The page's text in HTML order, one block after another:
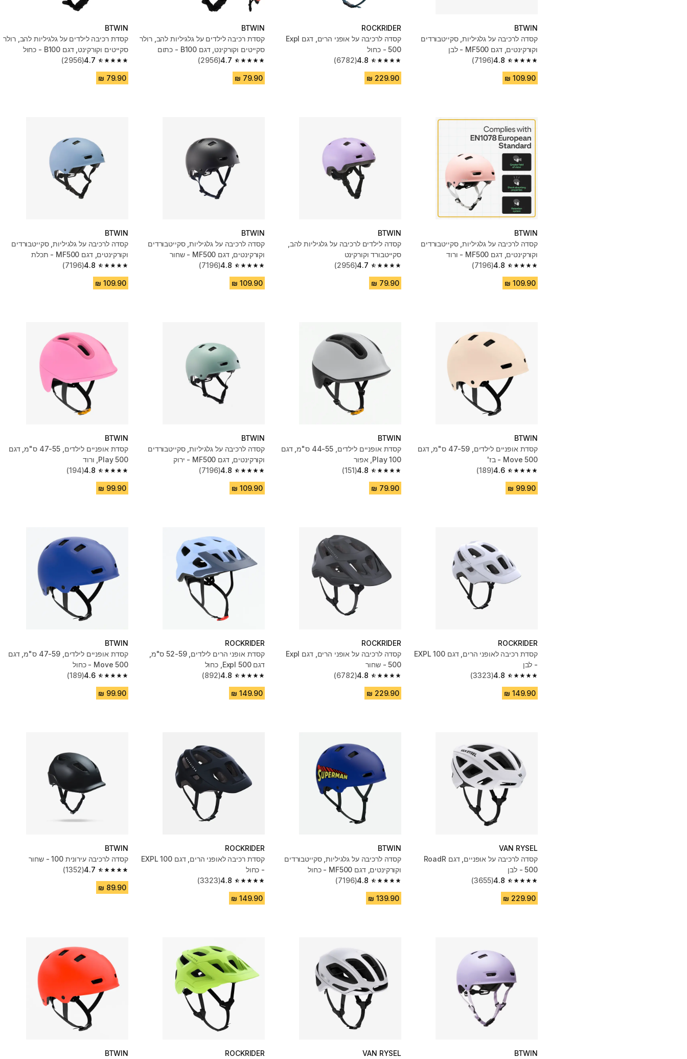
BTWIN
קסדה לרכיבה על גלגיליות, סקייטבורדים
וקורקינטים, דגם MF500 - לבן
4.8
4.8 out of 5 stars from 7196 reviews
(7196)
ROCKRIDER
קסדה לרכיבה על אופני הרים, דגם Expl
500 - כחול
4.8
4.8 out of 5 stars from 6782 reviews
(6782)
BTWIN
קסדת רכיבה לילדים על גלגיליות להב, רולר
סקייטים וקורקינט, דגם B100 - כתום
4.7
4.7 out of 5 stars from 2956 reviews
(2956)
BTWIN
קסדת רכיבה לילדים על גלגיליות להב, רולר
סקייטים וקורקינט, דגם B100 - כחול
4.7
4.7 out of 5 stars from 2956 reviews
(2956)
BTWIN
קסדה לרכיבה על גלגיליות, סקייטבורדים
וקורקינטים, דגם MF500 - ורוד
4.8
4.8 out of 5 stars from 7196 reviews
(7196)
BTWIN
קסדה לילדים לרכיבה על גלגיליות להב,
סקייטבורד וקורקינט
4.7
4.7 out of 5 stars from 2956 reviews
(2956)
BTWIN
קסדה לרכיבה על גלגיליות, סקייטבורדים
וקורקינטים, דגם MF500 - שחור
4.8
4.8 out of 5 stars from 7196 reviews
(7196)
BTWIN
קסדה לרכיבה על גלגיליות, סקייטבורדים
וקורקינטים, דגם MF500 - תכלת
4.8
4.8 out of 5 stars from 7196 reviews
(7196)
BTWIN
קסדת אופניים לילדים, 47-59 ס"מ, דגם
Move 500 - בז'
4.6
4.6 out of 5 stars from 189 reviews
(189)
BTWIN
קסדת אופניים לילדים, 44-55 ס"מ, דגם
Play 100, אפור
4.8
4.8 out of 5 stars from 151 reviews
(151)
BTWIN
קסדה לרכיבה על גלגיליות, סקייטבורדים
וקורקינטים, דגם MF500 - ירוק
4.8
4.8 out of 5 stars from 7196 reviews
(7196)
BTWIN
קסדת אופניים לילדים, 47-55 ס"מ, דגם
Play 500, ורוד
4.8
4.8 out of 5 stars from 194 reviews
(194)
ROCKRIDER
קסדת רכיבה לאופני הרים, דגם EXPL 100
- לבן
4.8
4.8 out of 5 stars from 3323 reviews
(3323)
ROCKRIDER
קסדה לרכיבה על אופני הרים, דגם Expl
500 - שחור
4.8
4.8 out of 5 stars from 6782 reviews
(6782)
ROCKRIDER
קסדת אופני הרים לילדים, 52-59 ס"מ,
דגם Expl 500, כחול
4.8
4.8 out of 5 stars from 892 reviews
(892)
BTWIN
קסדת אופניים לילדים, 47-59 ס"מ, דגם
Move 500 - כחול
4.6
4.6 out of 5 stars from 189 reviews
(189)
VAN RYSEL
קסדה לרכיבה על אופניים, דגם RoadR
500 - לבן
4.8
4.8 out of 5 stars from 3655 reviews
(3655)
BTWIN
קסדה לרכיבה על גלגיליות, סקייטבורדים
וקורקינטים, דגם MF500 - כחול
4.8
4.8 out of 5 stars from 7196 reviews
(7196)
ROCKRIDER
קסדת רכיבה לאופני הרים, דגם EXPL 100
- כחול
4.8
4.8 out of 5 stars from 3323 reviews
(3323)
BTWIN
קסדה לרכיבה עירונית 100 - שחור
4.7
4.7 out of 5 stars from 1352 reviews
(1352)
BTWIN
VAN RYSEL
ROCKRIDER
BTWIN